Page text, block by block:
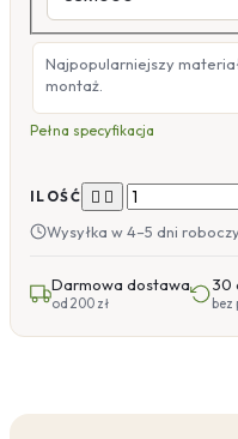
Najpopularniejszy
montaż.
Pełna specyfikacja
ILOŚĆ  
Wysyłka w 4–5 dni
Darmowa dostawa
od 200 zł
30